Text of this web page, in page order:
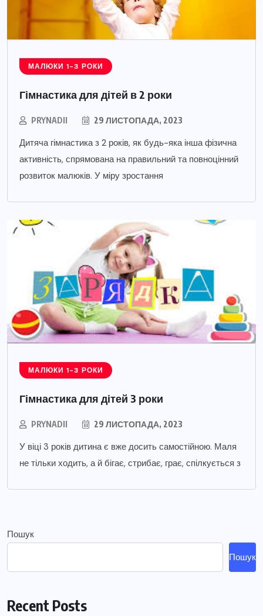
МАЛЮКИ 1-3 РОКИ
Гімнастика для дітей в 2 роки
PRYNADII 29 ЛИСТОПАДА, 2023
Дитяча гімнастика з 2 років, як будь-яка інша фізична
активність, спрямована на правильний та повноцінний
розвиток малюків. У міру зростання
МАЛЮКИ 1-3 РОКИ
Гімнастика для дітей 3 роки
PRYNADII 29 ЛИСТОПАДА, 2023
У віці 3 років дитина є вже досить самостійною. Маля
не тільки ходить, а й бігає, стрибає, грає, спілкується з
Пошук
Пошук
Recent Posts